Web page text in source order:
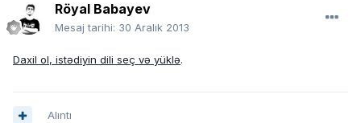
Röyal Babayev
Mesaj tarihi: 30 Aralık 2013
Daxil ol, istədiyin dili seç və yüklə.
Alıntı